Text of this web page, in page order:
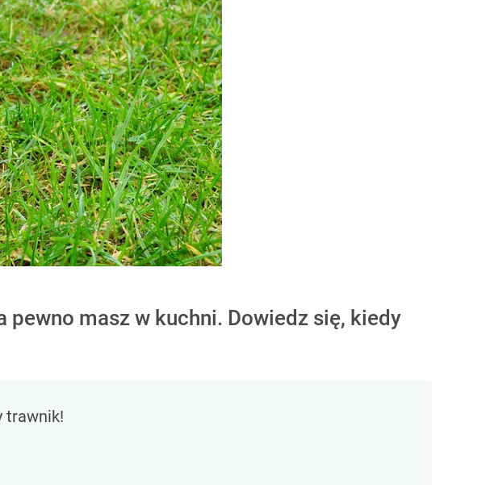
masz w kuchni. Dowiedz się, kiedy
trawnik!